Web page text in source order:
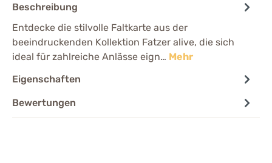
Beschreibung
Entdecke die stilvolle Faltkarte aus der
beeindruckenden Kollektion Fatzer alive, die sich
ideal für zahlreiche Anlässe eign… Mehr
Eigenschaften
Bewertungen